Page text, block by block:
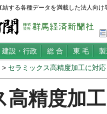
する各種データを満載した法人向け
建設・行政 総 合 東 毛
> セラミックス高精度加工に対
高精度加